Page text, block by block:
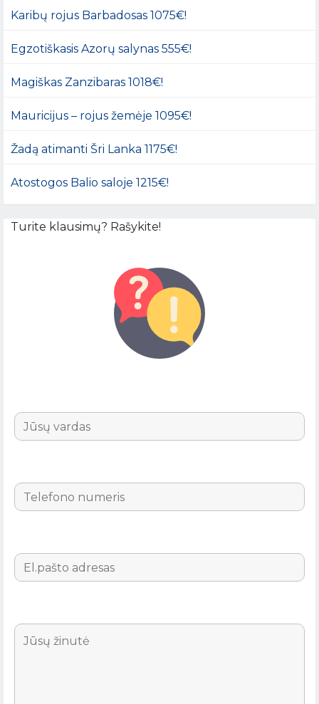
Karibų rojus Barbadosas 1075€!
Egzotiškasis Azorų salynas 555€!
Magiškas Zanzibaras 1018€!
Mauricijus – rojus žemėje 1095€!
Žadą atimanti Šri Lanka 1175€!
Atostogos Balio saloje 1215€!
Turite klausimų? Rašykite!